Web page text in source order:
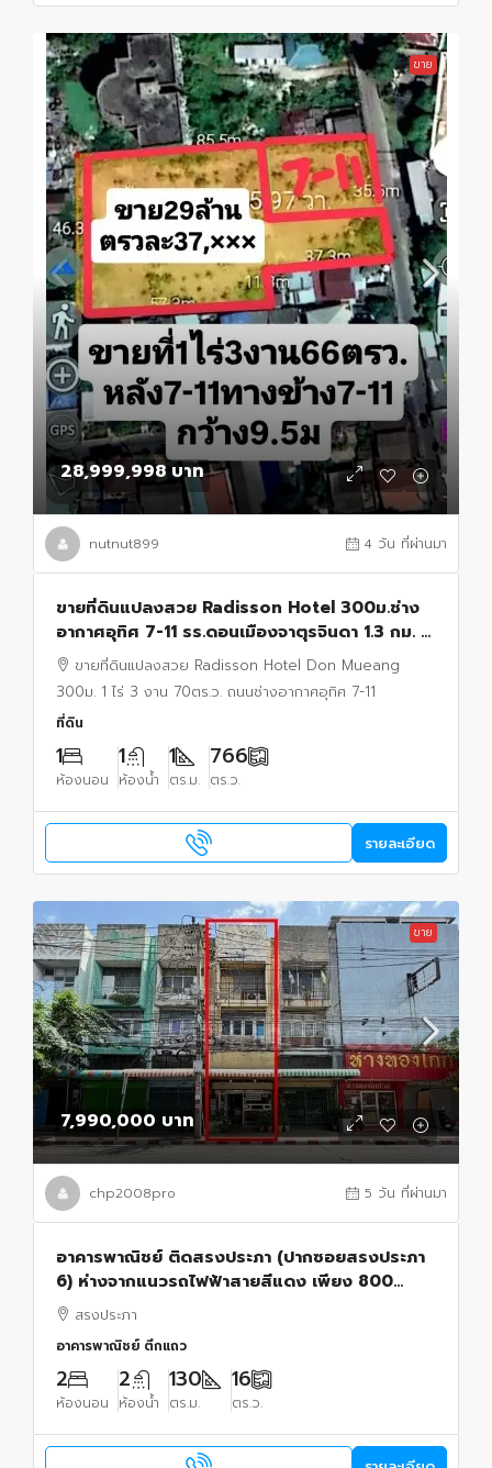
ขาย
28,999,998 บาท
nutnut899 4 วัน ที่ผ่านมา
ขายที่ดินแปลงสวย Radisson Hotel 300ม.ช่าง
อากาศอุทิศ 7-11 รร.ดอนเมืองจาตุรจินดา 1.3 กม. 1
ไร่ 3 งาน 70 ตร.ว. สนามบินดอนเมือง 1.8 กม.
ขายที่ดินแปลงสวย Radisson Hotel Don Mueang
300ม. 1 ไร่ 3 งาน 70ตร.ว. ถนนช่างอากาศอุทิศ 7-11
ที่ดิน
1
ห้องนอน
1
ห้องน้ำ
1
ตร.ม.
766
ตร.ว.
รายละเอียด
ขาย
7,990,000 บาท
chp2008pro 5 วัน ที่ผ่านมา
อาคารพาณิชย์ ติดสรงประภา (ปากซอยสรงประภา
6) ห่างจากแนวรถไฟฟ้าสายสีแดง เพียง 800
เมตรสรงประภา
อาคารพาณิชย์ ตึกแถว
2
ห้องนอน
2
ห้องน้ำ
130
ตร.ม.
16
ตร.ว.